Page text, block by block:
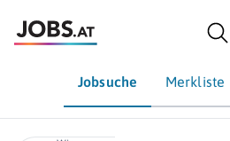
Jobsuche Merkliste